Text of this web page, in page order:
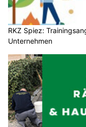
RKZ Spiez:
Unternehmen